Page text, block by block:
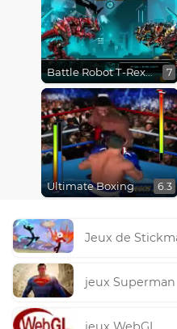
Battle Robot T-Rex Age 7
Ultimate Boxing 6.3
Jeux de
jeux Superman